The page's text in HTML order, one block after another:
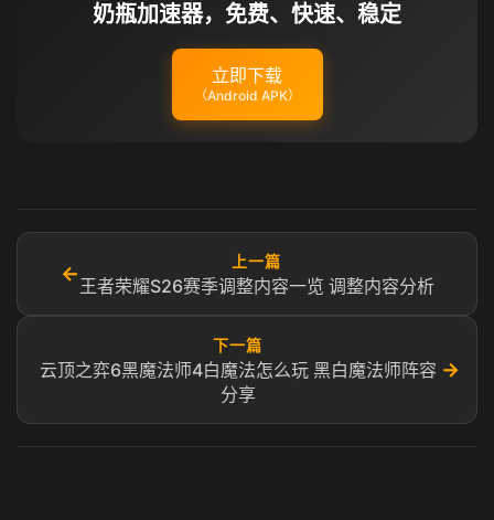
奶瓶加速器，免费、快速、稳定
立即下载
（Android APK）
←
上一篇
王者荣耀S26赛季调整内容一览 调整内容分析
下一篇
云顶之弈6黑魔法师4白魔法怎么玩 黑白魔法师阵容
分享
→